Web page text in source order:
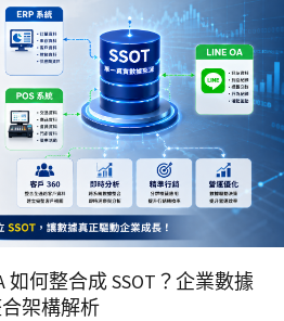
如何整合成 SSOT？企業數據
架構解析